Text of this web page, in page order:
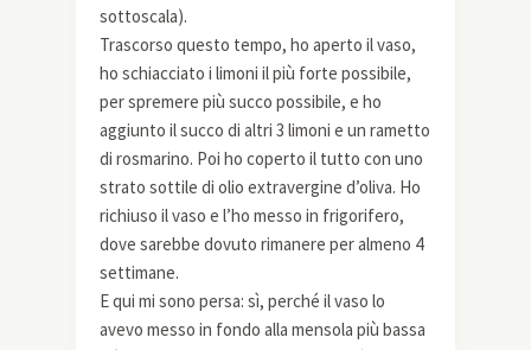
sottoscala).
Trascorso questo tempo, ho aperto il vaso,
ho schiacciato i limoni il più forte possibile,
per spremere più succo possibile, e ho
aggiunto il succo di altri 3 limoni e un rametto
di rosmarino. Poi ho coperto il tutto con uno
strato sottile di olio extravergine d’oliva. Ho
richiuso il vaso e l’ho messo in frigorifero,
dove sarebbe dovuto rimanere per almeno 4
settimane.
E qui mi sono persa: sì, perché il vaso lo
avevo messo in fondo alla mensola più bassa